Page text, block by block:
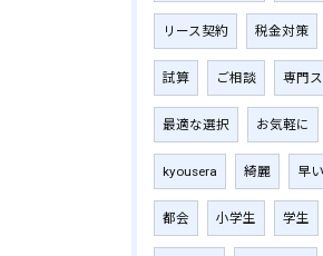
リース契約 税金対策
試算 ご相談 専門
最適な選択 お気軽に
kyousera 綺麗 早い
都会 小学生 学生